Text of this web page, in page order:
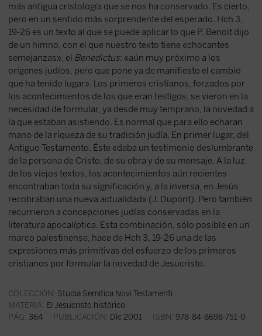
más antigua cristología que se nos ha conservado. Es cierto,
pero en un sentido más sorprendente del esperado. Hch 3,
19-26 es un texto al que se puede aplicar lo que P. Benoit dijo
de un himno, con el que nuestro texto tiene «chocantes
semejanzas», el Benedictus: «aún muy próximo a los
orígenes judíos, pero que pone ya de manifiesto el cambio
que ha tenido lugar». Los primeros cristianos, forzados por
los acontecimientos de los que eran testigos, se vieron en la
necesidad de formular, ya desde muy temprano, la novedad a
la que estaban asistiendo. Es normal que para ello echaran
mano de la riqueza de su tradición judía. En primer lugar, del
Antiguo Testamento. Éste «daba un testimonio deslumbrante
de la persona de Cristo, de su obra y de su mensaje. A la luz
de los viejos textos, los acontecimientos aún recientes
encontraban toda su significación y, a la inversa, en Jesús
recobraban una nueva actualidad» (J. Dupont). Pero también
recurrieron a concepciones judías conservadas en la
literatura apocalíptica. Esta combinación, sólo posible en un
marco palestinense, hace de Hch 3, 19-26 una de las
expresiones más primitivas del esfuerzo de los primeros
cristianos por formular la novedad de Jesucristo.
COLECCIÓN: Studia Semitica Novi Testamenti
MATERIA: El Jesucristo histórico
PÁG: 364 PUBLICACIÓN: Dic 2001 ISBN: 978-84-8698-751-0